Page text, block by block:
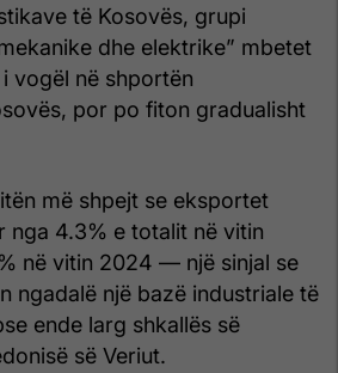
të Kosovës, grupi
dhe elektrike” mbetet
vogël në shportën
por po fiton gradualisht
më shpejt se eksportet
nga 4.3% e totalit në vitin
në vitin 2024 — një sinjal se
ngadalë një bazë industriale të
ende larg shkallës së
së Veriut.